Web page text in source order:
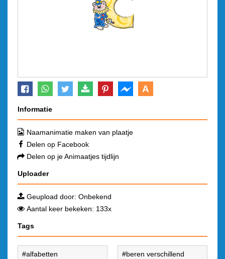
A
Informatie
Naamanimatie maken van plaatje
Delen op Facebook
Delen op je Animaatjes tijdlijn
Uploader
Geupload door: Onbekend
Aantal keer bekeken: 133x
Tags
alfabetten beren verschillend